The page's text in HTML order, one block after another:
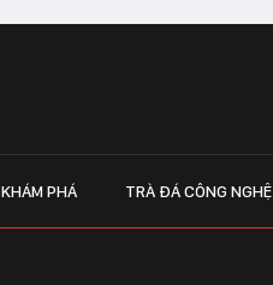
KHÁM PHÁ TRÀ ĐÁ CÔNG NGHỆ